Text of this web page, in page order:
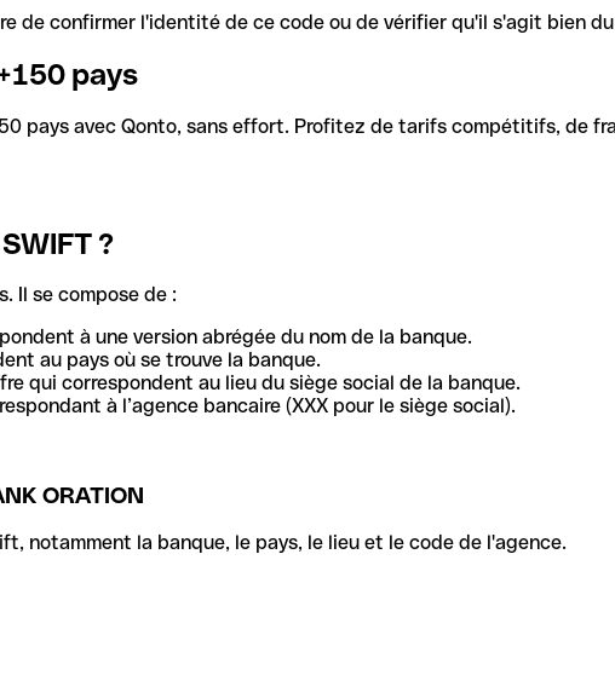
de confirmer l'identité de ce code ou de vérifier qu'il s'agit bien
pays
pays avec Qonto, sans effort. Profitez de tarifs compétitifs, de
?
Il se compose de :
à une version abrégée du nom de la banque.
au pays où se trouve la banque.
qui correspondent au lieu du siège social de la banque.
à l’agence bancaire (XXX pour le siège social).
ORATION
notamment la banque, le pays, le lieu et le code de l'agence.